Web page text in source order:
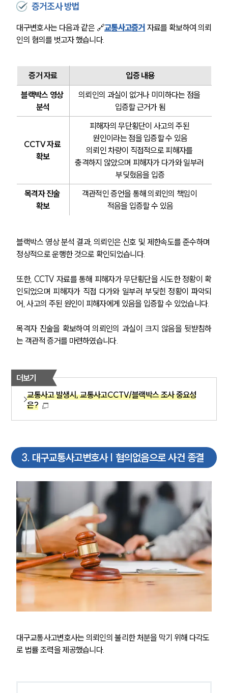
팀소개
팀소개
대륜의 강점
오시는 길
글로벌 파트너 로펌
AI대륜
업무사례
증거조사 방법
대구변호사는 다음과 같은 🔗교통사고증거 자료를 확보하여 의뢰
인의 혐의를 벗고자 했습니다.
증거 자료
입증 내용
블랙박스 영상
분석
의뢰인의 과실이 없거나 미미하다는 점을
입증할 근거가 됨
CCTV 자료
확보
피해자의 무단횡단이 사고의 주된
원인이라는 점을 입증할 수 있음
의뢰인 차량이 직접적으로 피해자를
충격하지 않았으며 피해자가 다가와 일부러
부딪혔음을 입증
목격자 진술
확보
객관적인 증언을 통해 의뢰인의 책임이
적음을 입증할 수 있음
블랙박스 영상 분석 결과, 의뢰인은 신호 및 제한속도를 준수하며
정상적으로 운행한 것으로 확인되었습니다.
또한, CCTV 자료를 통해 피해자가 무단횡단을 시도한 정황이 확
인되었으며 피해자가 직접 다가와 일부러 부딪힌 정황이 파악되
어, 사고의 주된 원인이 피해자에게 있음을 입증할 수 있었습니다.
목격자 진술을 확보하여 의뢰인의 과실이 크지 않음을 뒷받침하
는 객관적 증거를 마련하였습니다.
더보기
교통사고 발생시, 교통사고CCTV/블랙박스 조사 중요성
은?
3. 대구교통사고변호사 | 혐의없음으로 사건 종결
대구교통사고변호사는 의뢰인의 불리한 처분을 막기 위해 다각도
로 법률 조력을 제공했습니다.